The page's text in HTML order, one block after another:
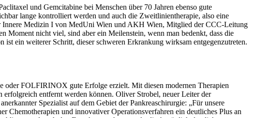
und Gemcitabine bei Menschen über 70 Jahren ebenso gute
lange kontrolliert werden und auch die Zweitlinientherapie, also eine
Medizin I von MedUni Wien und AKH Wien, Mitglied der CCC-Leitung
Moment nicht viel, sind aber ein Meilenstein, wenn man bedenkt, dass die
ein weiterer Schritt, dieser schweren Erkrankung wirksam entgegenzutreten.
oder FOLFIRINOX gute Erfolge erzielt. Mit diesen modernen Therapien
entfernt werden können. Oliver Strobel, neuer Leiter der
Spezialist auf dem Gebiet der Pankreaschirurgie: „Für unsere
Chemotherapien und innovativer Operationsverfahren ein deutliches Plus an